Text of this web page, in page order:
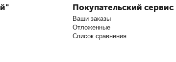
Покупательский сервис
Ваши заказы
Отложенные
Список сравнения